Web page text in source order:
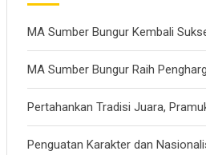
MA Sumber Bungur Kembali
MA Sumber Bungur Raih
Pertahankan Tradisi Juara,
Penguatan Karakter dan